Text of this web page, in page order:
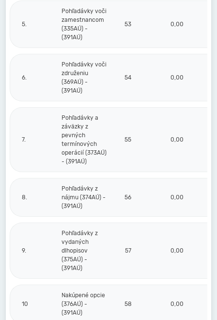
5.
Pohľadávky voči
zamestnancom
(335AÚ) -
(391AÚ)
53 0,00
6.
Pohľadávky voči
združeniu
(369AÚ) -
(391AÚ)
54 0,00
7.
Pohľadávky a
záväzky z
pevných
termínových
operácií (373AÚ)
- (391AÚ)
55 0,00
8.
Pohľadávky z
nájmu (374AÚ) -
(391AÚ)
56 0,00
9.
Pohľadávky z
vydaných
dlhopisov
(375AÚ) -
(391AÚ)
57 0,00
10
Nakúpené opcie
(376AÚ) -
(391AÚ)
58 0,00